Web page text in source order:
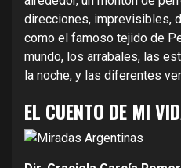
direcciones, imprevisibles,
como el famoso tejido de
mundo, los arrabales, las
la noche, y las diferentes
EL CUENTO DE MI